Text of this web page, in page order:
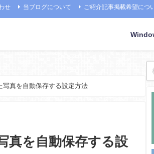
せ 当ブログについて ご紹介記事掲載希望につ
写真を自動保存する設定方法
真を自動保存する設